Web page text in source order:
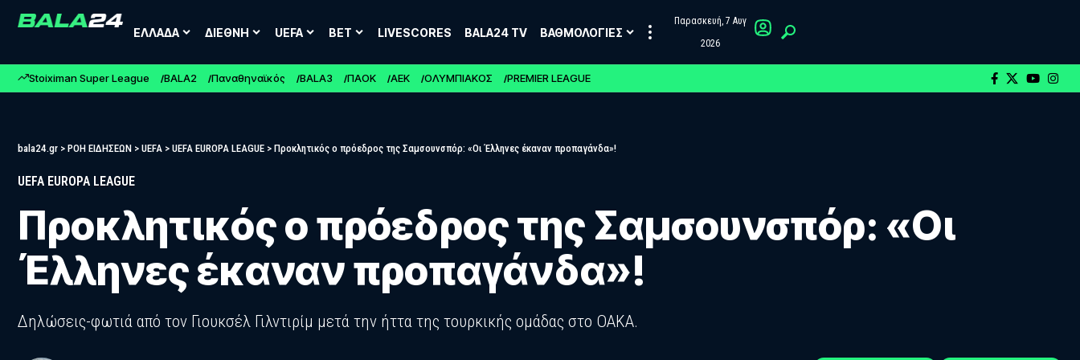
ΕΛΛΑΔΑ ΔΙΕΘΝΗ UEFA BET LIVESCORES BALA24 TV ΒΑΘΜΟΛΟΓΙΕΣ
Παρασκευή, 7 Αυγ
2026
Stoiximan Super League BALA2 Παναθηναϊκός BALA3 ΠΑΟΚ ΑΕΚ ΟΛΥΜΠΙΑΚΟΣ PREMIER LEAGUE
bala24.gr > ΡΟΗ ΕΙΔΗΣΕΩΝ > UEFA > UEFA EUROPA LEAGUE > Προκλητικός ο πρόεδρος της Σαμσουνσπόρ: «Οι Έλληνες έκαναν προπαγάνδα»!
UEFA EUROPA LEAGUE
Προκλητικός ο πρόεδρος της Σαμσουνσπόρ: «Οι
Έλληνες έκαναν προπαγάνδα»!
Δηλώσεις-φωτιά από τον Γιουκσέλ Γιλντιρίμ μετά την ήττα της τουρκικής ομάδας στο ΟΑΚΑ.